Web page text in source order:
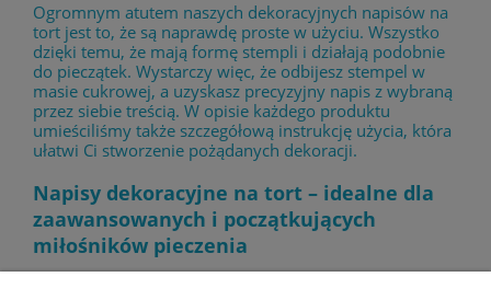
Ogromnym atutem naszych dekoracyjnych napisów na
tort jest to, że są naprawdę proste w użyciu. Wszystko
dzięki temu, że mają formę stempli i działają podobnie
do pieczątek. Wystarczy więc, że odbijesz stempel w
masie cukrowej, a uzyskasz precyzyjny napis z wybraną
przez siebie treścią. W opisie każdego produktu
umieściliśmy także szczegółową instrukcję użycia, która
ułatwi Ci stworzenie pożądanych dekoracji.
Napisy dekoracyjne na tort – idealne dla
zaawansowanych i początkujących
miłośników pieczenia